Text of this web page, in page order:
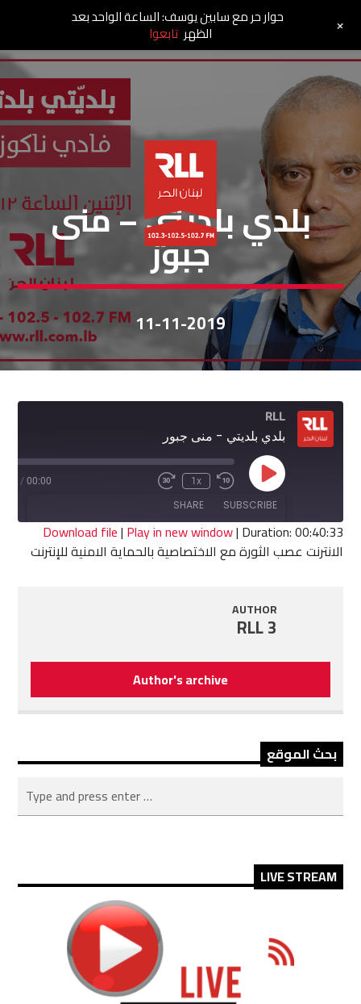
بلديتي بلدتي
بلدي بلديتي – منى
جبور
11-11-2019
RLL
بلدي بلديتي - منى جبور
Play
Episode
Rewind
10
Seconds
1x
Fast
seconds
00:00
/
SUBSCRIBE
SHARE
SHARE
Download file| Play in new window| Duration: 00:40:33
الانترنت عصب الثورة مع الاختصاصية بالحماية الامنية للإنترنت
AUTHOR
RLL 3
Author's archive
بحث الموقع
LIVE STREAM
حوار حر مع سابين يوسف: الساعة الواحد بعد
الظهر تابعوا +